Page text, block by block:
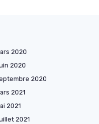
2020
2020
2020
2021
2021
2021